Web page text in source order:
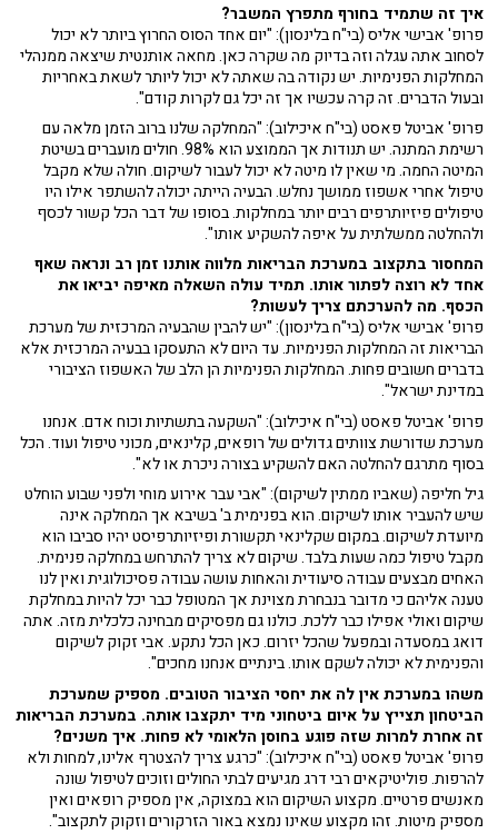
איך זה שתמיד בחורף מתפרץ המשבר?
פרופ' אבישי אליס (בי"ח בלינסון): "יום אחד הסוס החרוץ ביותר לא יכול
לסחוב אתה עגלה וזה בדיוק מה שקרה כאן. מחאה אותנטית שיצאה ממנהלי
המחלקות הפנימיות. יש נקודה בה שאתה לא יכול ליותר לשאת באחריות
ובעול הדברים. זה קרה עכשיו אך זה יכל גם לקרות קודם".
פרופ' אביטל פאסט (בי"ח איכילוב): "המחלקה שלנו ברוב הזמן מלאה עם
רשימת המתנה. יש תנודות אך הממוצע הוא 98%. חולים מועברים בשיטת
המיטה החמה. מי שאין לו מיטה לא יכול לעבור לשיקום. חולה שלא מקבל
טיפול אחרי אשפוז ממושך נחלש. הבעיה הייתה יכולה להשתפר אילו היו
טיפולים פיזיותרפים רבים יותר במחלקות. בסופו של דבר הכל קשור לכסף
ולהחלטה ממשלתית על איפה להשקיע אותו".
המחסור בתקצוב במערכת הבריאות מלווה אותנו זמן רב ונראה שאף
אחד לא רוצה לפתור אותו. תמיד עולה השאלה מאיפה יביאו את
הכסף. מה להערכתם צריך לעשות?
פרופ' אבישי אליס (בי"ח בלינסון): "יש להבין שהבעיה המרכזית של מערכת
הבריאות זה המחלקות הפנימיות. עד היום לא התעסקו בבעיה המרכזית אלא
בדברים חשובים פחות. המחלקות הפנימיות הן הלב של האשפוז הציבורי
במדינת ישראל".
פרופ' אביטל פאסט (בי"ח איכילוב): "השקעה בתשתיות וכוח אדם. אנחנו
מערכת שדורשת צוותים גדולים של רופאים, קלינאים, מכוני טיפול ועוד. הכל
בסוף מתרגם להחלטה האם להשקיע בצורה ניכרת או לא".
גיל חליפה (שאביו ממתין לשיקום): "אבי עבר אירוע מוחי ולפני שבוע הוחלט
שיש להעביר אותו לשיקום. הוא בפנימית ב' בשיבא אך המחלקה אינה
מיועדת לשיקום. במקום שקלינאי תקשורת ופיזיותרפיסט יהיו סביבו הוא
מקבל טיפול כמה שעות בלבד. שיקום לא צריך להתרחש במחלקה פנימית.
האחים מבצעים עבודה סיעודית והאחות עושה עבודה פסיכולוגית ואין לנו
טענה אליהם כי מדובר בנבחרת מצוינת אך המטופל כבר יכל להיות במחלקת
שיקום ואולי אפילו כבר ללכת. כולנו גם מפסיקים מבחינה כלכלית מזה. אתה
דואג במסעדה ובמפעל שהכל יזרום. כאן הכל נתקע. אבי זקוק לשיקום
והפנימית לא יכולה לשקם אותו. בינתיים אנחנו מחכים".
משהו במערכת אין לה את יחסי הציבור הטובים. מספיק שמערכת
הביטחון תצייץ על איום ביטחוני מיד יתקצבו אותה. במערכת הבריאות
זה אחרת למרות שזה פוגע בחוסן הלאומי לא פחות. איך משנים?
פרופ' אביטל פאסט (בי"ח איכילוב): "כרגע צריך להצטרף אלינו, למחות ולא
להרפות. פוליטיקאים רבי דרג מגיעים לבתי החולים וזוכים לטיפול שונה
מאנשים פרטיים. מקצוע השיקום הוא במצוקה, אין מספיק רופאים ואין
מספיק מיטות. זהו מקצוע שאינו נמצא באור הזרקורים וזקוק לתקצוב".